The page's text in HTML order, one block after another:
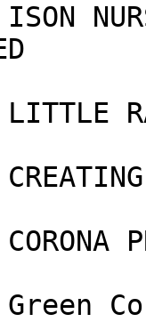
Green